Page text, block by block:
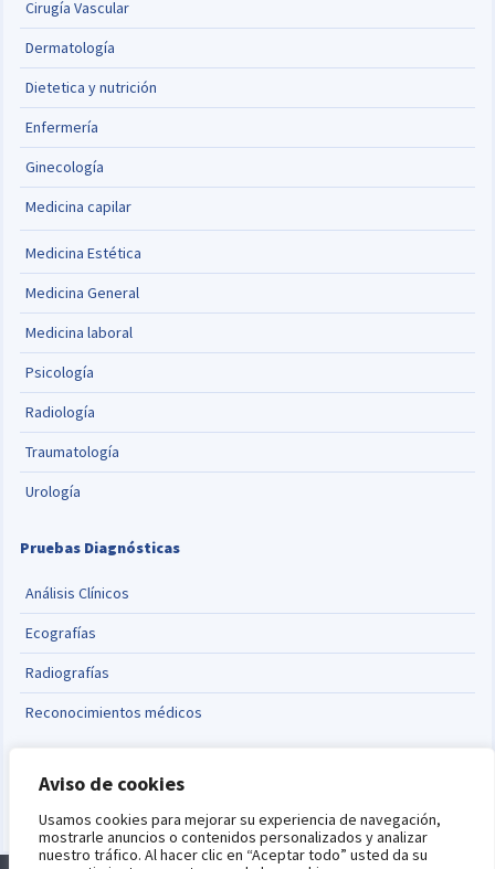
Aviso de cookies
Usamos cookies para mejorar su experiencia de navegación,
mostrarle anuncios o contenidos personalizados y analizar
nuestro tráfico. Al hacer clic en “Aceptar todo” usted da su
Cirugía Vascular
Dermatología
Dietetica y nutrición
Enfermería
Ginecología
Medicina capilar
Medicina Estética
Medicina General
Medicina laboral
Psicología
Radiología
Traumatología
Urología
Pruebas Diagnósticas
Análisis Clínicos
Ecografías
Radiografías
Reconocimientos médicos
English